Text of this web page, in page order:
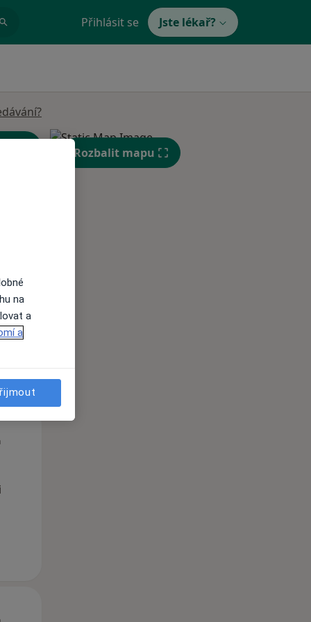
Přihlásit se Jste lékař?
Rozbalit mapu
na
a
a